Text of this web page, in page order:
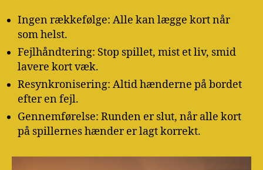
Ingen rækkefølge: Alle kan lægge kort når
som helst.
Fejlhåndtering: Stop spillet, mist et liv, smid
lavere kort væk.
Resynkronisering: Altid hænderne på bordet
efter en fejl.
Gennemførelse: Runden er slut, når alle kort
på spillernes hænder er lagt korrekt.